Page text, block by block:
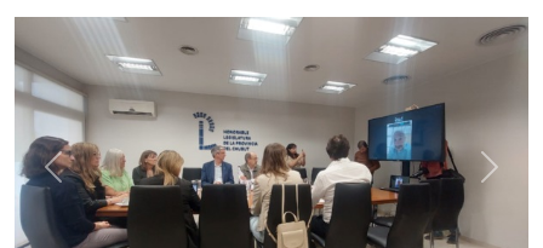
Anterior